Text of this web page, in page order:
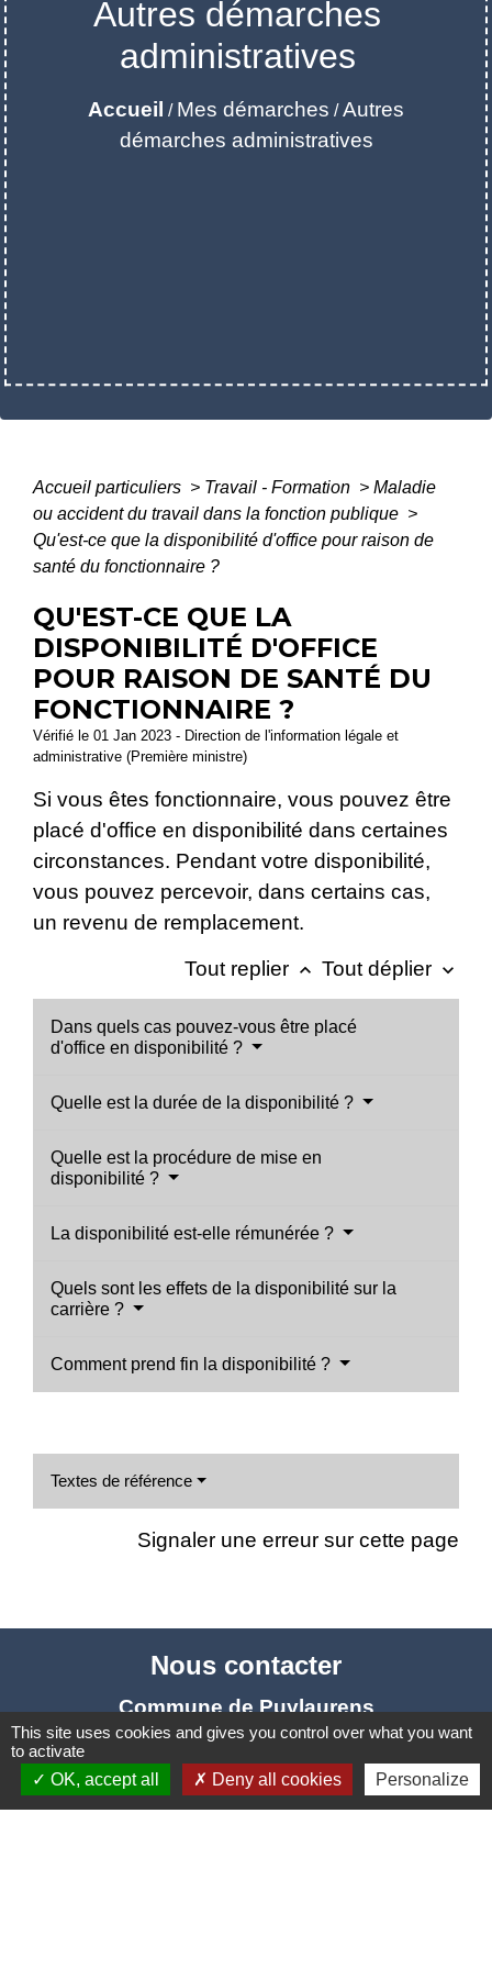
Autres démarches
administratives
Accueil / Mes démarches /Autres
démarches administratives
Accueil particuliers > Travail - Formation > Maladie
ou accident du travail dans la fonction publique >
Qu'est-ce que la disponibilité d'office pour raison de
santé du fonctionnaire ?
QU'EST-CE QUE LA
DISPONIBILITÉ D'OFFICE
POUR RAISON DE SANTÉ DU
FONCTIONNAIRE ?
Vérifié le 01 Jan 2023 - Direction de l'information légale et
administrative (Première ministre)
Si vous êtes fonctionnaire, vous pouvez être
placé d'office en disponibilité dans certaines
circonstances. Pendant votre disponibilité,
vous pouvez percevoir, dans certains cas,
un revenu de remplacement.
Tout replier keyboard_arrow_up Tout déplier keyboard_arrow_down
Dans quels cas pouvez-vous être placé
d'office en disponibilité ?
Quelle est la durée de la disponibilité ?
Quelle est la procédure de mise en
disponibilité ?
La disponibilité est-elle rémunérée ?
Quels sont les effets de la disponibilité sur la
carrière ?
Comment prend fin la disponibilité ?
Textes de référence
Signaler une erreur sur cette page
Nous contacter
Commune de Puylaurens
1 rue de la Mairie
81700 Puylaurens - FRANCE
+33 5 63 75 00 18
This site uses cookies and gives you control over what you want
to activate
OK, accept all
Deny all cookies Personalize